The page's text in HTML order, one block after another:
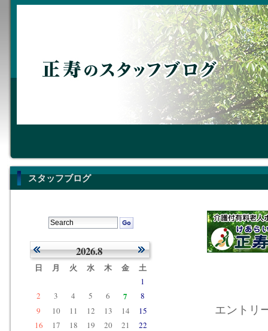
スタッフブログ
エントリ
2026.8
日 月 火 水 木 金 土
1
2
3 4 5 6 7
8
9
10 11 12 13 14
15
16
17 18 19 20 21
22